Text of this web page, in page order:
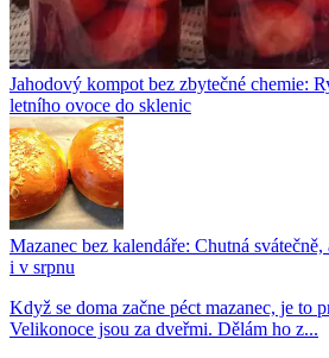
Jahodový kompot bez zbytečné chemie:
letního ovoce do sklenic
Mazanec bez kalendáře: Chutná
i v srpnu
Když se doma začne péct mazanec, je to
Velikonoce jsou za dveřmi. Dělám ho z...